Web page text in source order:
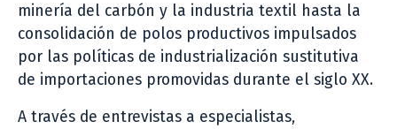
minería del carbón y la industria textil hasta la
consolidación de polos productivos impulsados
por las políticas de industrialización sustitutiva
de importaciones promovidas durante el siglo XX.
A través de entrevistas a especialistas,